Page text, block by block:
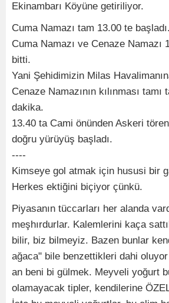
Ekinambarı Köyüne getiriliyor.
Cuma Namazı tam 13.00 te başladı.
Cuma Namazı ve Cenaze Namazı
bitti.
Yani Şehidimizin Milas
Cenaze Namazının kılınması tamı
dakika.
13.40 ta Cami önünden Askeri
doğru yürüyüş başladı.
----
Kimseye gol atmak için hususi bir
Herkes ektiğini biçiyor çünkü.
Piyasanın tüccarları her alanda
meşhırdurlar. Kalemlerini kaça
bilir, biz bilmeyiz. Bazen bunlar
ağaca" bile benzettikleri dahi
an beni bi gülmek. Meyveli yoğurt
olamayacak tipler, kendilerine